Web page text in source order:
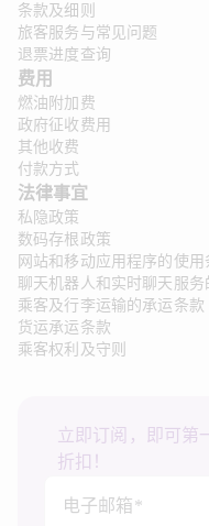
条款及细则
旅客服务与常见问题
退票进度查询
费用
燃油附加费
政府征收费用
其他收费
付款方式
法律事宜
私隐政策
数码存根政策
网站和移动应用程序的使用
聊天机器人和实时聊天服务
乘客及行李运输的承运条款
货运承运条款
乘客权利及守则
立即订阅，即可第
折扣！
电子邮箱*